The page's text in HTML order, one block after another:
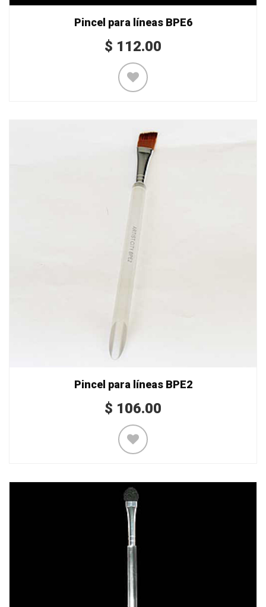
Pincel para líneas BPE6
$ 112.00
Pincel para líneas BPE2
$ 106.00